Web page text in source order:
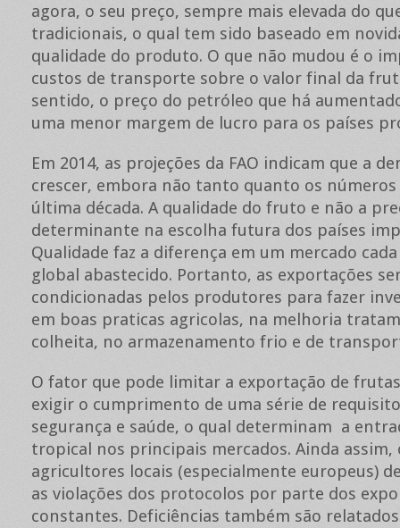
agora, o seu preço, sempre mais elevada do
tradicionais, o qual tem sido baseado em
qualidade do produto. O que não mudou é o
custos de transporte sobre o valor final da
sentido, o preço do petróleo que há
uma menor margem de lucro para os países
Em 2014, as projeções da FAO indicam que a
crescer, embora não tanto quanto os
última década. A qualidade do fruto e não a
determinante na escolha futura dos países
Qualidade faz a diferença em um mercado cada
global abastecido. Portanto, as exportações
condicionadas pelos produtores para fazer
em boas praticas agricolas, na melhoria
colheita, no armazenamento frio e de
O fator que pode limitar a exportação de
exigir o cumprimento de uma série de
segurança e saúde, o qual determinam a
tropical nos principais mercados. Ainda assim,
agricultores locais (especialmente europeus)
as violações dos protocolos por parte dos
constantes. Deficiências também são